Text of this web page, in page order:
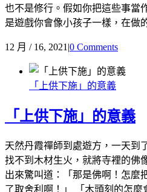
也不是修行。假如你把這些事當
是遊戲你會像小孩子一樣，在做
12 月 / 16, 2021 |0 Comments
「上供下施」的意義
「上供下施」的意義
天然丹霞禪師到處遊方，一天到
找不到木材生火，就將寺裡的佛
出來驚叫道：「那是佛啊！怎麼
了取舍利啊！」 「木頭刻的怎